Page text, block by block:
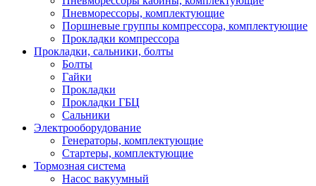
Пневморессоры, комплектующие
Поршневые группы компрессора, комплектующие
Прокладки компрессора
Прокладки, сальники, болты
Болты
Гайки
Прокладки
Прокладки ГБЦ
Сальники
Электрооборудование
Генераторы, комплектующие
Стартеры, комплектующие
Тормозная система
Насос вакуумный